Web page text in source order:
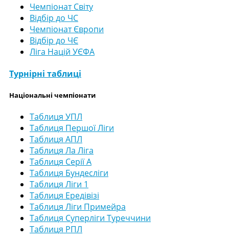
Чемпіонат Світу
Відбір до ЧС
Чемпіонат Європи
Відбір до ЧЄ
Ліга Націй УЄФА
Турнірні таблиці
Національні чемпіонати
Таблиця УПЛ
Таблиця Першої Ліги
Таблиця АПЛ
Таблиця Ла Ліга
Таблиця Серії А
Таблиця Бундесліги
Таблиця Ліги 1
Таблиця Ередівізі
Таблиця Ліги Примейра
Таблиця Суперліги Туреччини
Таблиця РПЛ